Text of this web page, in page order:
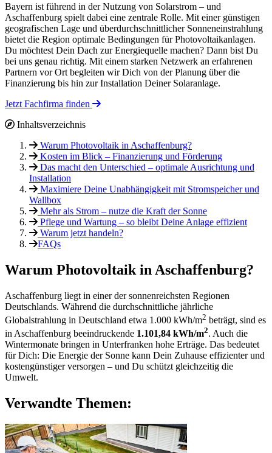
Bayern ist führend in der Nutzung von Solarstrom – und
Aschaffenburg spielt dabei eine zentrale Rolle. Mit einer günstigen
geografischen Lage und überdurchschnittlicher Sonneneinstrahlung
bietet die Region optimale Bedingungen für Photovoltaikanlagen.
Du möchtest Dein Dach zur Energiequelle machen? Dann bist Du
bei uns genau richtig. Mit einem starken Netzwerk an erfahrenen
Partnern vor Ort begleiten wir Dich von der Planung über die
Finanzierung bis hin zur Installation Deiner Solaranlage.
Jetzt Fachfirma finden
Inhaltsverzeichnis
Warum Photovoltaik in Aschaffenburg?
Kosten im Blick – Finanzierung und Förderung
Das macht den Unterschied – optimale Ausrichtung und
Installation
Maximiere Deine Unabhängigkeit mit Stromspeicher und
Wallbox
Mehr als Strom – nutze die Kraft der Sonne
Pflege und Wartung – so bleibt Deine Anlage effizient
Warum jetzt handeln?
FAQs
Warum Photovoltaik in Aschaffenburg?
Aschaffenburg liegt in einer der sonnenreichsten Regionen
Deutschlands. Während die durchschnittliche jährliche
Globalstrahlung in Deutschland etwa 1.000 kWh/m2 beträgt, sind es
in Aschaffenburg beeindruckende 1.101,84 kWh/m2. Auch die
Wintermonate bringen in Unterfranken hohe Erträge. Das bedeutet
für Dich: Die Energie der Sonne kann Dein Zuhause effizienter und
kostengünstiger versorgen – und Du schützt gleichzeitig die
Umwelt.
Verwandte Themen: